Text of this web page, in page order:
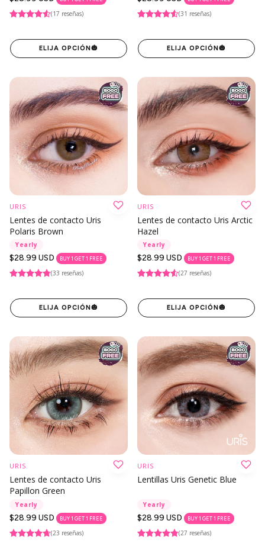
regular
(17 reseñas)
ELIJA OPCIÓN🎃
regular
(31 reseñas)
ELIJA OPCIÓN🎃
URIS
Lentes de contacto Uris
Polaris Brown
Yearly
Precio
regular
$28.99 USD BUY 1 GET 1 FREE
(33 reseñas)
ELIJA OPCIÓN 🎃
URIS
Lentes de contacto Uris Arctic
Hazel
Yearly
Precio
regular
$28.99 USD BUY 1 GET 1 FREE
(27 reseñas)
ELIJA OPCIÓN 🎃
URIS
Lentes de contacto Uris
Papillon Green
Yearly
Precio
regular
$28.99 USD BUY 1 GET 1 FREE
(23 reseñas)
URIS
Lentillas Uris Genetic Blue
Yearly
Precio
regular
$28.99 USD BUY 1 GET 1 FREE
(27 reseñas)